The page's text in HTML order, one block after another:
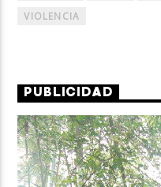
VIOLENCIA
PUBLICIDAD